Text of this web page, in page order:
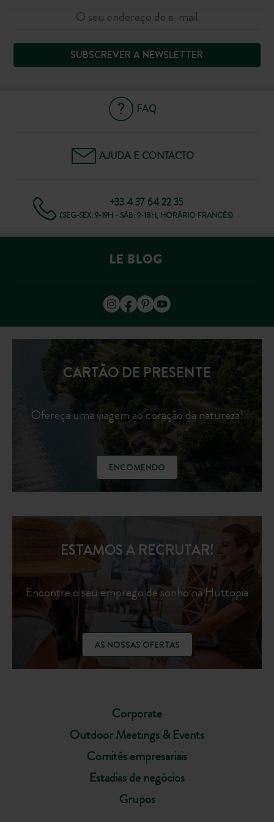
SUBSCREVER A NEWSLETTER
FAQ
AJUDA E CONTACTO
+33 4 37 64 22 35
(SEG-SEX: 9-19H - SÁB: 9-18H, HORÁRIO FRANCÊS)
CARTÃO DE PRESENTE
Ofereça uma viagem ao coração da natureza!
ENCOMENDO
Corporate
Outdoor Meetings & Events
Comités empresariais
Estadias de negócios
Grupos
ESTAMOS A RECRUTAR!
Encontre o seu emprego de sonho na Huttopia
AS NOSSAS OFERTAS